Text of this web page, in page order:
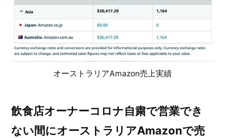
オーストラリアAmazon売上実績
飲食店オーナーコロナ自粛で営業でき
ない間にオーストラリアAmazonで売